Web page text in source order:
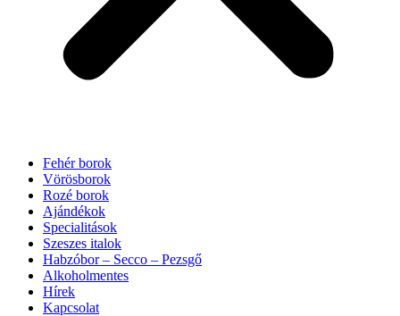
Fehér borok
Vörösborok
Rozé borok
Ajándékok
Specialitások
Szeszes italok
Habzóbor – Secco – Pezsgő
Alkoholmentes
Hírek
Kapcsolat